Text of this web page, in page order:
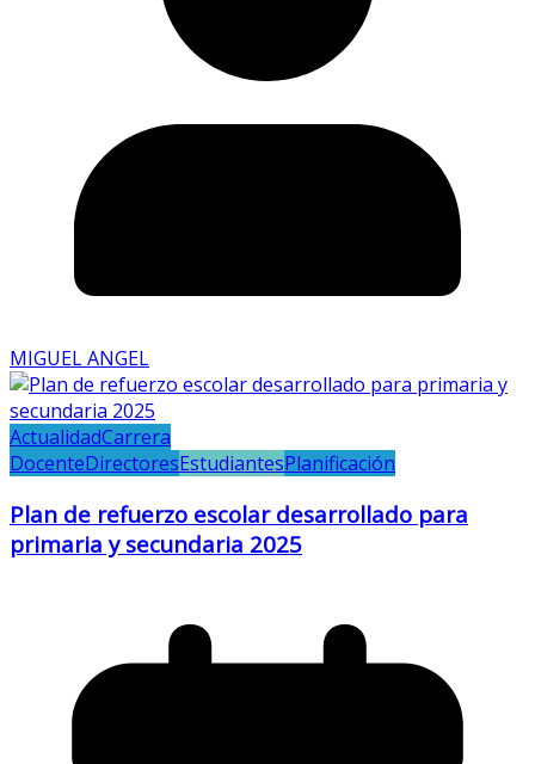
MIGUEL ANGEL
ActualidadCarrera
DocenteDirectoresEstudiantesPlanificación
Plan de refuerzo escolar desarrollado para
primaria y secundaria 2025